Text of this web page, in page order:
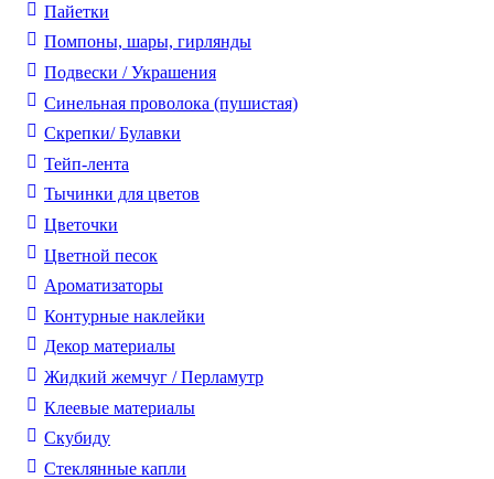
Пайетки
Помпоны, шары, гирлянды
Подвески / Украшения
Синельная проволока (пушистая)
Скрепки/ Булавки
Тейп-лента
Тычинки для цветов
Цветочки
Цветной песок
Ароматизаторы
Контурные наклейки
Декор материалы
Жидкий жемчуг / Перламутр
Клеевые материалы
Скубиду
Стеклянные капли